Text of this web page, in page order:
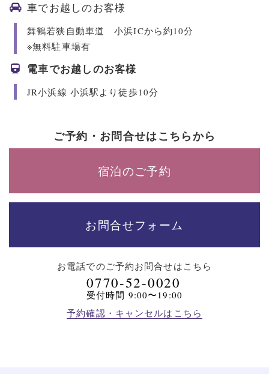
車でお越しのお客様
舞鶴若狭自動車道 小浜ICから約10分
※無料駐車場有
電車でお越しのお客様
JR小浜線 小浜駅より徒歩10分
ご予約・お問合せはこちらから
宿泊のご予約
お問合せフォーム
お電話でのご予約お問合せはこちら
0770-52-0020
受付時間 9:00〜19:00
予約確認・キャンセルはこちら